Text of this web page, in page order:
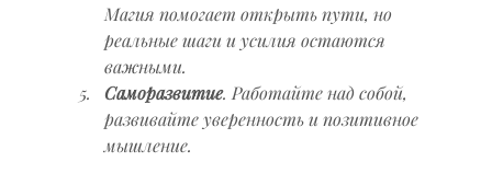
Магия помогает открыть пути, но
реальные шаги и усилия остаются
важными.
Саморазвитие. Работайте над собой,
развивайте уверенность и позитивное
мышление.